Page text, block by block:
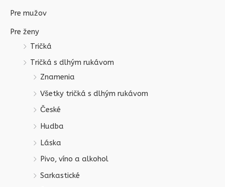
Pre mužov
Pre ženy
Tričká
Tričká s dlhým rukávom
Znamenia
Všetky tričká s dlhým rukávom
České
Hudba
Láska
Pivo, víno a alkohol
Sarkastické